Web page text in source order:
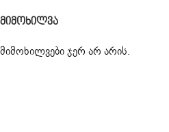
Მიმოხილვა
მიმოხილვები ჯერ არ არის.